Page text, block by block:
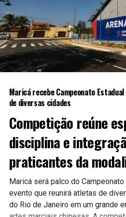
A expectativa é que as novas
uma gestão mais moderna e
mais a população do poder
Continue acompanhando a
notícias sobre inovação,
#Maricá #Tecnologia
#CidadeInteligente
Maricá recebe Campeonato
de diversas cidades
Competição reúne
disciplina e
praticantes da
Maricá será palco do
evento que reunirá atletas de
do Rio de Janeiro em um grande